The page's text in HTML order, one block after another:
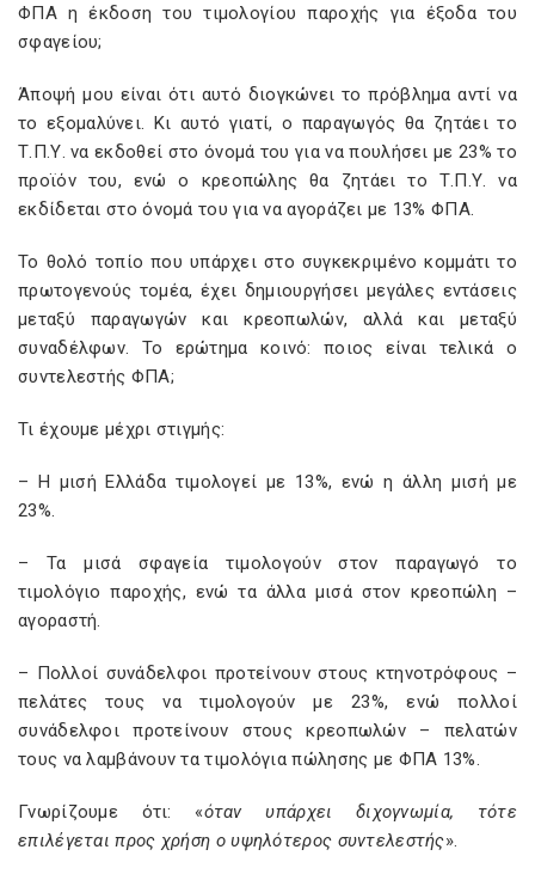
ΦΠΑ η έκδοση του τιμολογίου παροχής για έξοδα του
σφαγείου;
Άποψή μου είναι ότι αυτό διογκώνει το πρόβλημα αντί να
το εξομαλύνει. Κι αυτό γιατί, ο παραγωγός θα ζητάει το
Τ.Π.Υ. να εκδοθεί στο όνομά του για να πουλήσει με 23% το
προϊόν του, ενώ ο κρεοπώλης θα ζητάει το Τ.Π.Υ. να
εκδίδεται στο όνομά του για να αγοράζει με 13% ΦΠΑ.
Το θολό τοπίο που υπάρχει στο συγκεκριμένο κομμάτι το
πρωτογενούς τομέα, έχει δημιουργήσει μεγάλες εντάσεις
μεταξύ παραγωγών και κρεοπωλών, αλλά και μεταξύ
συναδέλφων. Το ερώτημα κοινό: ποιος είναι τελικά ο
συντελεστής ΦΠΑ;
Τι έχουμε μέχρι στιγμής:
– Η μισή Ελλάδα τιμολογεί με 13%, ενώ η άλλη μισή με
23%.
– Τα μισά σφαγεία τιμολογούν στον παραγωγό το
τιμολόγιο παροχής, ενώ τα άλλα μισά στον κρεοπώλη –
αγοραστή.
– Πολλοί συνάδελφοι προτείνουν στους κτηνοτρόφους –
πελάτες τους να τιμολογούν με 23%, ενώ πολλοί
συνάδελφοι προτείνουν στους κρεοπωλών – πελατών
τους να λαμβάνουν τα τιμολόγια πώλησης με ΦΠΑ 13%.
Γνωρίζουμε ότι: «όταν υπάρχει διχογνωμία, τότε
επιλέγεται προς χρήση ο υψηλότερος συντελεστής».